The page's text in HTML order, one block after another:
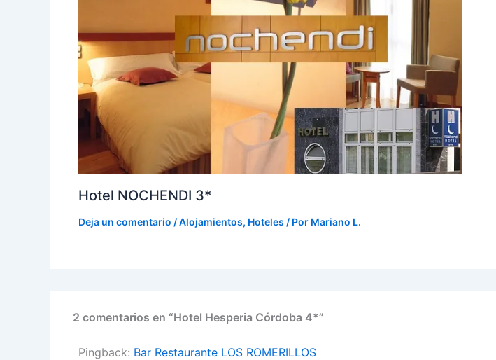
Hotel NOCHENDI 3*
Deja un comentario /Alojamientos, Hoteles / Por Mariano L.
2 comentarios en “Hotel Hesperia Córdoba 4*”
Pingback: Bar Restaurante LOS ROMERILLOS